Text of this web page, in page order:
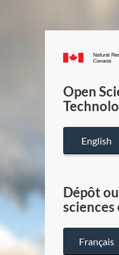
Open
English
Dépôt
Français